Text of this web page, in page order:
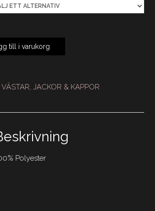
till i varukorg
VÄSTAR, JACKOR & KAPPOR
Polyester